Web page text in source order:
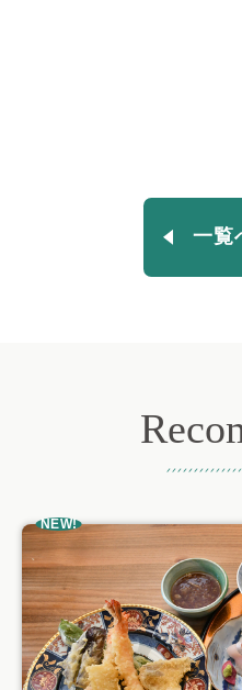
一覧
NEW!